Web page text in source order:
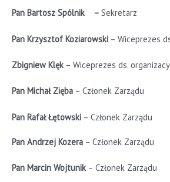
Pan Bartosz Spólnik – Sekretarz
Pan Krzysztof Koziarowski – Wiceprezes
Zbigniew Klęk– Wiceprezes ds.
Pan Michał Zięba – Członek Zarządu
Pan Rafał Łętowski – Członek
Pan Andrzej Kozera – Członek Zarządu
Pan Marcin Wojtunik– Członek Zarządu